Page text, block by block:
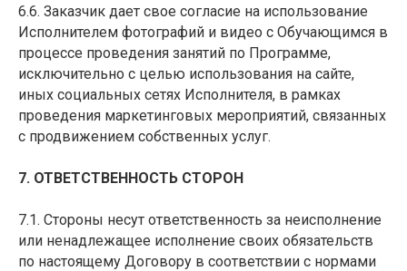
6.6. Заказчик дает свое согласие на использование
Исполнителем фотографий и видео с Обучающимся в
процессе проведения занятий по Программе,
исключительно с целью использования на сайте,
иных социальных сетях Исполнителя, в рамках
проведения маркетинговых мероприятий, связанных
с продвижением собственных услуг.
7. ОТВЕТСТВЕННОСТЬ СТОРОН
7.1. Стороны несут ответственность за неисполнение
или ненадлежащее исполнение своих обязательств
по настоящему Договору в соответствии с нормами